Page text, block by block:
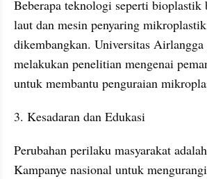
Beberapa teknologi seperti bioplastik
laut dan mesin penyaring
dikembangkan. Universitas Airlangga
melakukan penelitian mengenai
untuk membantu penguraian
3. Kesadaran dan Edukasi
Perubahan perilaku masyarakat
Kampanye nasional untuk